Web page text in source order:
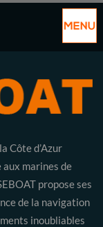
Côte d’Azur
marines de
propose ses
de la navigation
inoubliables